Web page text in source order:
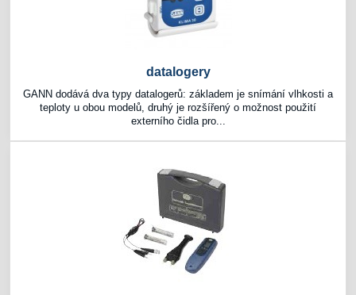
datalogery
GANN dodává dva typy datalogerů: základem je snímání vlhkosti a
teploty u obou modelů, druhý je rozšířený o možnost použití
externího čidla pro...